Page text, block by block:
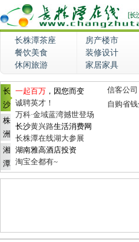
长株潭茶座 房产楼市
餐饮美食
装修设计
休闲旅游
家居家具
长
沙
株
洲
湘
潭
一起百万 ，因您而变
诚聘英才！
万科·金域蓝湾撼世登场
长沙黄兴路生活消费网
长株潭在线湖大参展
湖南雅高酒店投资
淘宝全都有~
信客公司
自购省钱